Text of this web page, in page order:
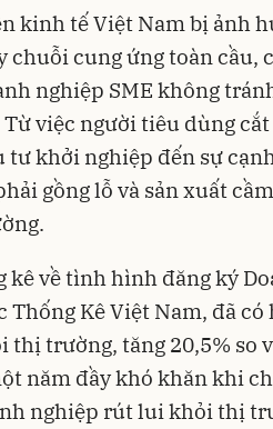
kinh tế Việt Nam bị ảnh
chuỗi cung ứng toàn cầu,
nghiệp SME không
việc người tiêu dùng
tư khởi nghiệp đến sự
gồng lỗ và sản xuất
kê về tình hình đăng ký
Thống Kê Việt Nam, đã
trường, tăng 20,5% so
năm đầy khó khăn khi
nghiệp rút lui khỏi thị